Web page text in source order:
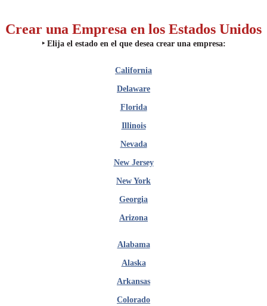
Crear una Empresa en los Estados Unidos
‣Elija el estado en el que desea crear una empresa:
California
Delaware
Florida
Illinois
Nevada
New Jersey
New York
Georgia
Arizona
Alabama
Alaska
Arkansas
Colorado